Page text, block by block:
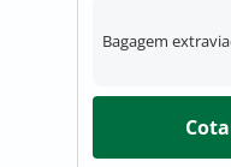
Bagagem